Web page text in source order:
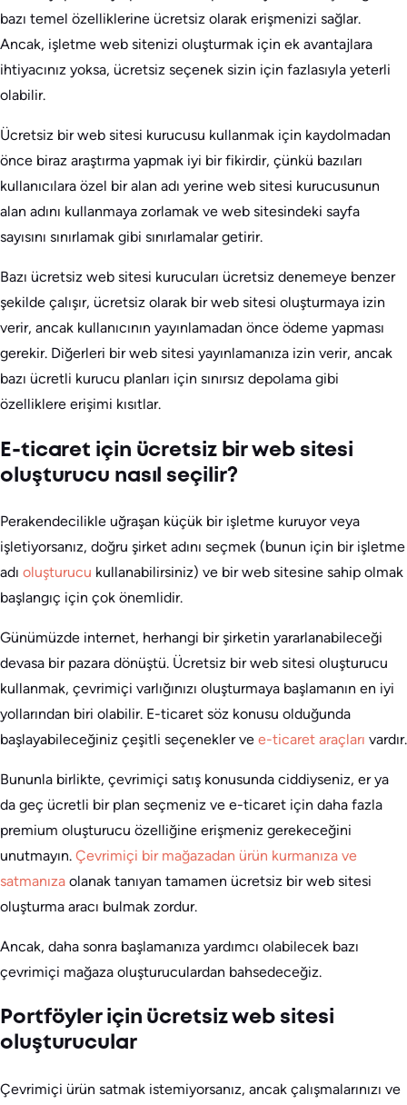
bazı temel özelliklerine ücretsiz olarak erişmenizi sağlar.
Ancak, işletme web sitenizi oluşturmak için ek avantajlara
ihtiyacınız yoksa, ücretsiz seçenek sizin için fazlasıyla yeterli
olabilir.
Ücretsiz bir web sitesi kurucusu kullanmak için kaydolmadan
önce biraz araştırma yapmak iyi bir fikirdir, çünkü bazıları
kullanıcılara özel bir alan adı yerine web sitesi kurucusunun
alan adını kullanmaya zorlamak ve web sitesindeki sayfa
sayısını sınırlamak gibi sınırlamalar getirir.
Bazı ücretsiz web sitesi kurucuları ücretsiz denemeye benzer
şekilde çalışır, ücretsiz olarak bir web sitesi oluşturmaya izin
verir, ancak kullanıcının yayınlamadan önce ödeme yapması
gerekir. Diğerleri bir web sitesi yayınlamanıza izin verir, ancak
bazı ücretli kurucu planları için sınırsız depolama gibi
özelliklere erişimi kısıtlar.
E-ticaret için ücretsiz bir web sitesi
oluşturucu nasıl seçilir?
Perakendecilikle uğraşan küçük bir işletme kuruyor veya
işletiyorsanız, doğru şirket adını seçmek (bunun için bir işletme
adı oluşturucu kullanabilirsiniz) ve bir web sitesine sahip olmak
başlangıç için çok önemlidir.
Günümüzde internet, herhangi bir şirketin yararlanabileceği
devasa bir pazara dönüştü. Ücretsiz bir web sitesi oluşturucu
kullanmak, çevrimiçi varlığınızı oluşturmaya başlamanın en iyi
yollarından biri olabilir. E-ticaret söz konusu olduğunda
başlayabileceğiniz çeşitli seçenekler ve e-ticaret araçları vardır.
Bununla birlikte, çevrimiçi satış konusunda ciddiyseniz, er ya
da geç ücretli bir plan seçmeniz ve e-ticaret için daha fazla
premium oluşturucu özelliğine erişmeniz gerekeceğini
unutmayın. Çevrimiçi bir mağazadan ürün kurmanıza ve
satmanıza olanak tanıyan tamamen ücretsiz bir web sitesi
oluşturma aracı bulmak zordur.
Ancak, daha sonra başlamanıza yardımcı olabilecek bazı
çevrimiçi mağaza oluşturuculardan bahsedeceğiz.
Portföyler için ücretsiz web sitesi
oluşturucular
Çevrimiçi ürün satmak istemiyorsanız, ancak çalışmalarınızı ve